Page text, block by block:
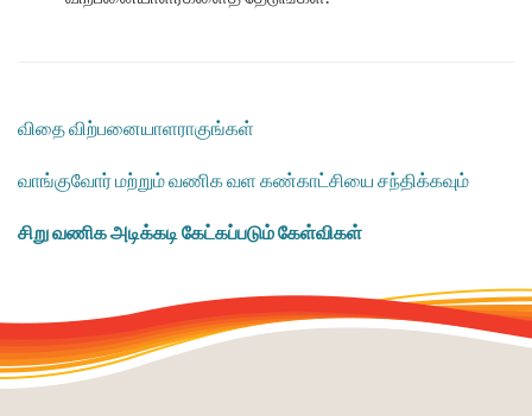
விதை விற்பனையாளராகுங்கள்
வாங்குவோர் மற்றும் வணிக வள கண்காட்சியை சந்திக்கவும்
சிறு வணிக அடிக்கடி கேட்கப்படும் கேள்விகள்